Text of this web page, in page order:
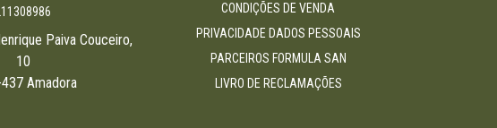
Paiva Couceiro,
10
Amadora
CONDIÇÕES DE VENDA
PRIVACIDADE DADOS PESSOAIS
PARCEIROS FORMULA SAN
LIVRO DE RECLAMAÇÕES